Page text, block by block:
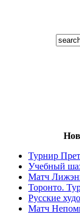
Турнир
Учебный
Матч
Торонто.
Русские
Матч